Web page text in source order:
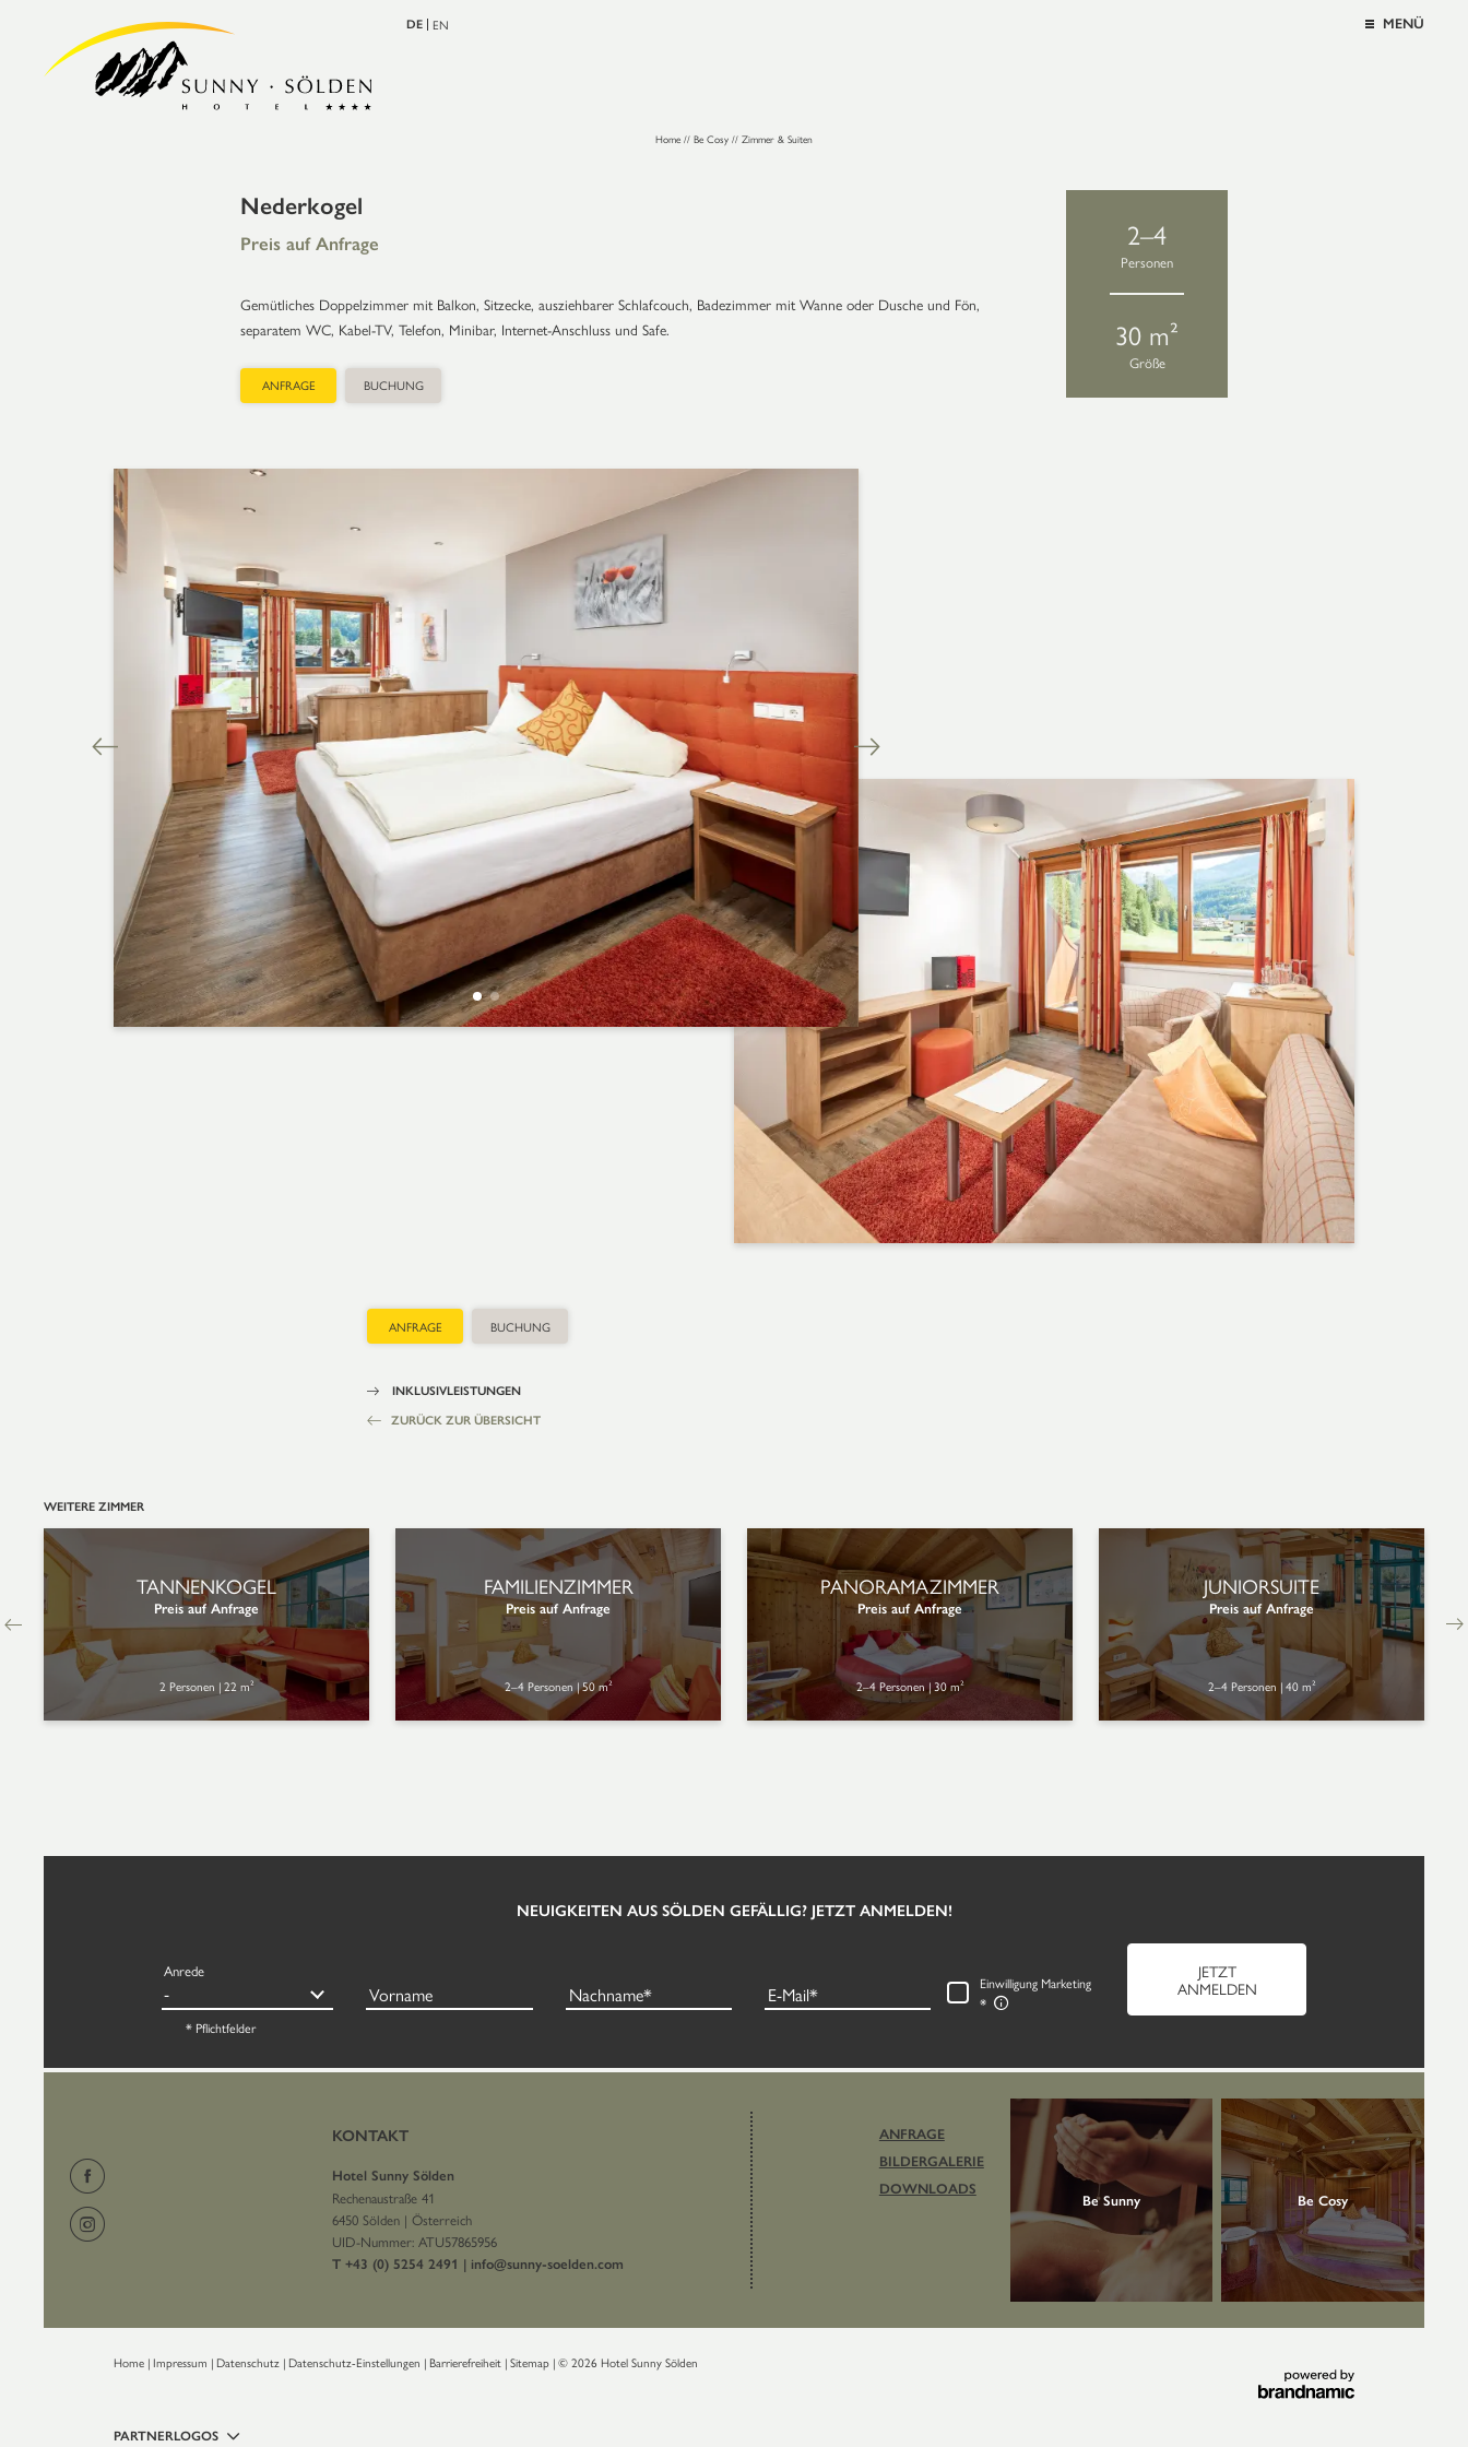
DE EN MENÜ
Home // Be Cosy // Zimmer & Suiten
Nederkogel
Preis auf Anfrage
Gemütliches Doppelzimmer mit Balkon, Sitzecke, ausziehbarer Schlafcouch, Badezimmer mit Wanne oder Dusche und Fön,
separatem WC, Kabel-TV, Telefon, Minibar, Internet-Anschluss und Safe.
ANFRAGE BUCHUNG
2–4
Personen
30 m²
Größe
ANFRAGE BUCHUNG
INKLUSIVLEISTUNGEN
ZURÜCK ZUR ÜBERSICHT
WEITERE ZIMMER
TANNENKOGEL
Preis auf Anfrage
2 Personen |22 m²
FAMILIENZIMMER
Preis auf Anfrage
2–4 Personen |50 m²
PANORAMAZIMMER
Preis auf Anfrage
2–4 Personen|30 m²
JUNIORSUITE
Preis auf Anfrage
2–4 Personen |40 m²
NEUIGKEITEN AUS SÖLDEN GEFÄLLIG? JETZT ANMELDEN!
Anrede
Vorname Nachname E-Mail Einwilligung Marketing
* Pflichtfelder
JETZT
ANMELDEN
KONTAKT
Hotel Sunny Sölden
Rechenaustraße 41
6450 Sölden | Österreich
UID-Nummer: ATU57865956
T +43 (0) 5254 2491 | info@sunny-soelden.com
ANFRAGE
BILDERGALERIE
DOWNLOADS
Be Sunny Be Cosy
Home |Impressum |Datenschutz |Datenschutz-Einstellungen |Barrierefreiheit |Sitemap |© 2026 Hotel Sunny Sölden
PARTNERLOGOS